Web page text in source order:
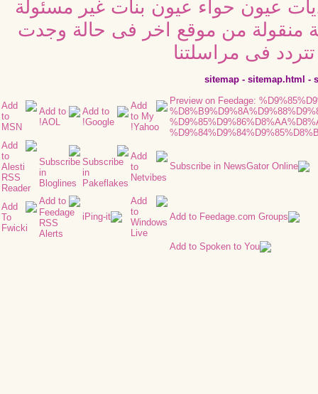
عيون حواء عيون بنات غير مسئولة
منقولة من موقع اخر فى حالة وجدت
فى مراسلتنا
sitemap - sitemap.html -